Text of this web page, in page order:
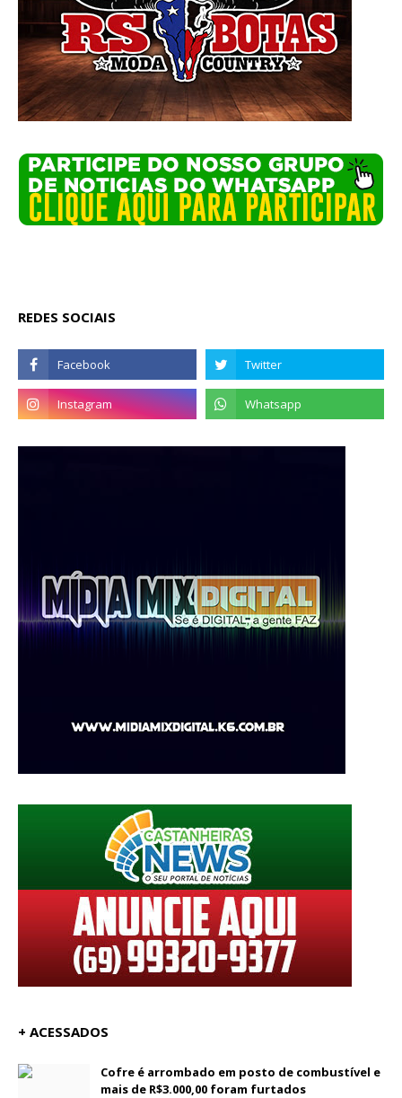
REDES SOCIAIS
+ ACESSADOS
Cofre é arrombado em posto de combustível e
mais de R$3.000,00 foram furtados